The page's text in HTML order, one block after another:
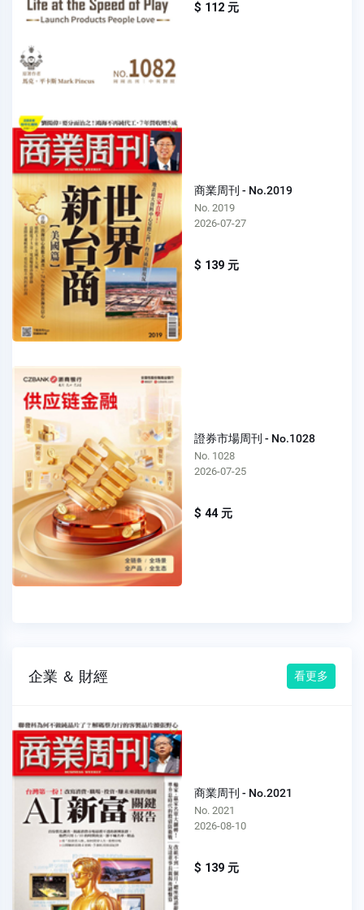
$ 112 元
商業周刊 - No.2019
No. 2019
2026-07-27
$ 139 元
證券市場周刊 - No.1028
No. 1028
2026-07-25
$ 44 元
企業 ＆ 財經 看更多
商業周刊 - No.2021
No. 2021
2026-08-10
$ 139 元